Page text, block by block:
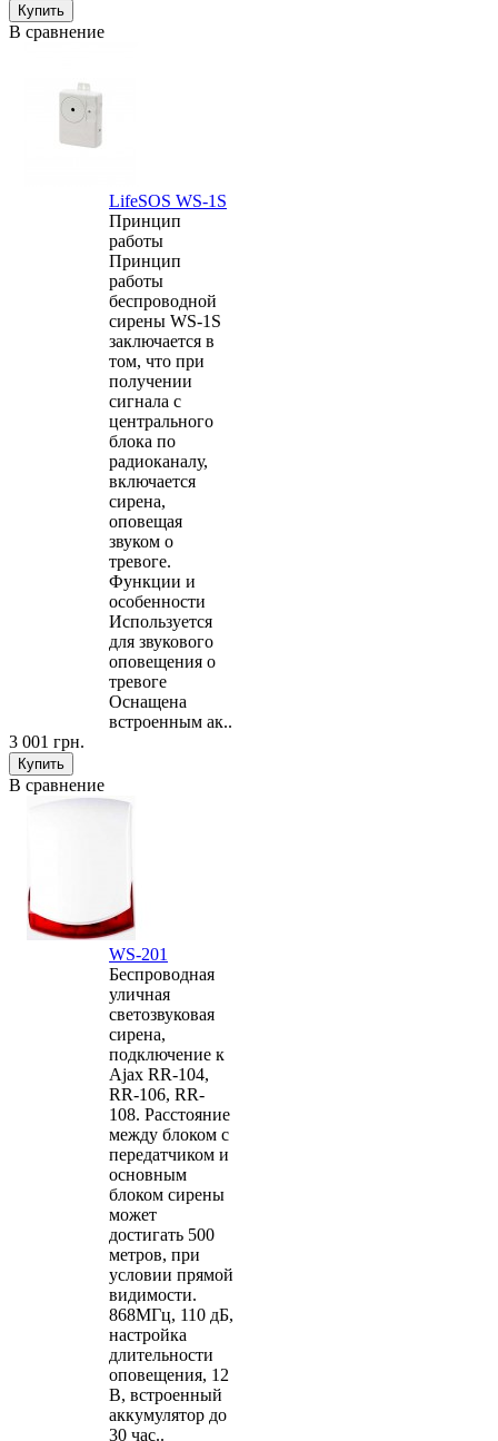
В сравнение
LifeSOS WS-1S
Принцип
работы
Принцип
работы
беспроводной
сирены WS-1S
заключается в
том, что при
получении
сигнала с
центрального
блока по
радиоканалу,
включается
сирена,
оповещая
звуком о
тревоге.
Функции и
особенности
Используется
для звукового
оповещения о
тревоге
Оснащена
встроенным ак..
3 001 грн.
В сравнение
WS-201
Беспроводная
уличная
светозвуковая
сирена,
подключение к
Ajax RR-104,
RR-106, RR-
108. Расстояние
между блоком с
передатчиком и
основным
блоком сирены
может
достигать 500
метров, при
условии прямой
видимости.
868MГц, 110 дБ,
настройка
длительности
оповещения, 12
В, встроенный
аккумулятор до
30 час..